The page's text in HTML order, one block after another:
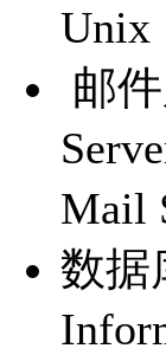
Unix
邮
Mail
数据